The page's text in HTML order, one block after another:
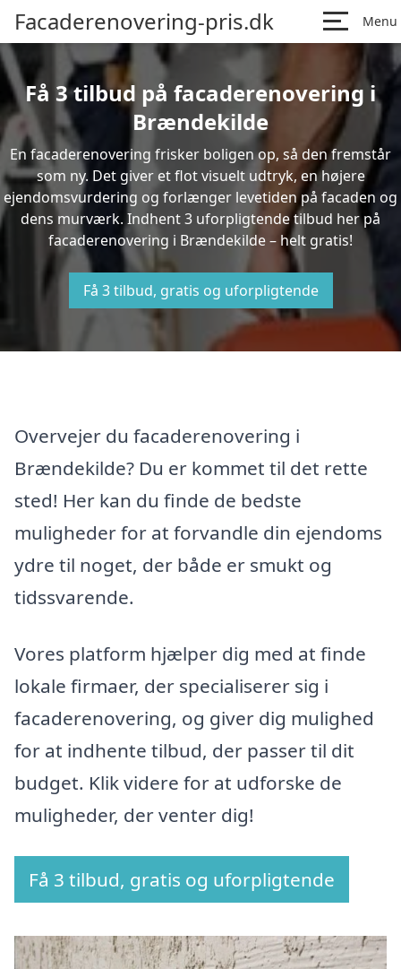
Facaderenovering-pris.dk Menu
Få 3 tilbud på facaderenovering i
Brændekilde
En facaderenovering frisker boligen op, så den fremstår
som ny. Det giver et flot visuelt udtryk, en højere
ejendomsvurdering og forlænger levetiden på facaden og
dens murværk. Indhent 3 uforpligtende tilbud her på
facaderenovering i Brændekilde – helt gratis!
Få 3 tilbud, gratis og uforpligtende
Overvejer du facaderenovering i
Brændekilde? Du er kommet til det rette
sted! Her kan du finde de bedste
muligheder for at forvandle din ejendoms
ydre til noget, der både er smukt og
tidssvarende.
Vores platform hjælper dig med at finde
lokale firmaer, der specialiserer sig i
facaderenovering, og giver dig mulighed
for at indhente tilbud, der passer til dit
budget. Klik videre for at udforske de
muligheder, der venter dig!
Få 3 tilbud, gratis og uforpligtende